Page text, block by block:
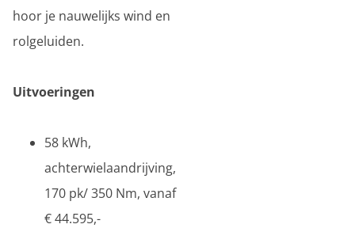
hoor je nauwelijks wind en
rolgeluiden.
Uitvoeringen
58 kWh,
achterwielaandrijving,
170 pk/ 350 Nm, vanaf
€ 44.595,-